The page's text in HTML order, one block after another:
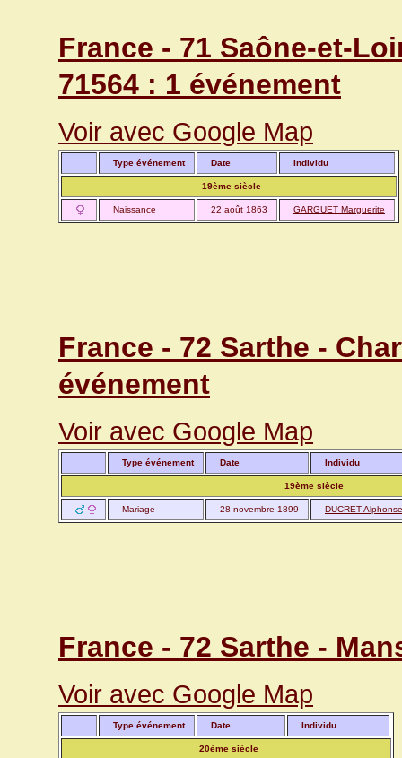
France - 71 Saône-et-
71564 : 1 événement
Voir avec Google Map
Type événement Date Individu
19ème siècle
Naissance 22 août 1863 GARGUET Marguerite
France - 72 Sarthe -
événement
Voir avec Google Map
Type événement Date Individu
19ème siècle
Mariage 28 novembre 1899 DUCRET Alphonse
France - 72 Sarthe -
Voir avec Google Map
Type événement Date Individu
20ème siècle